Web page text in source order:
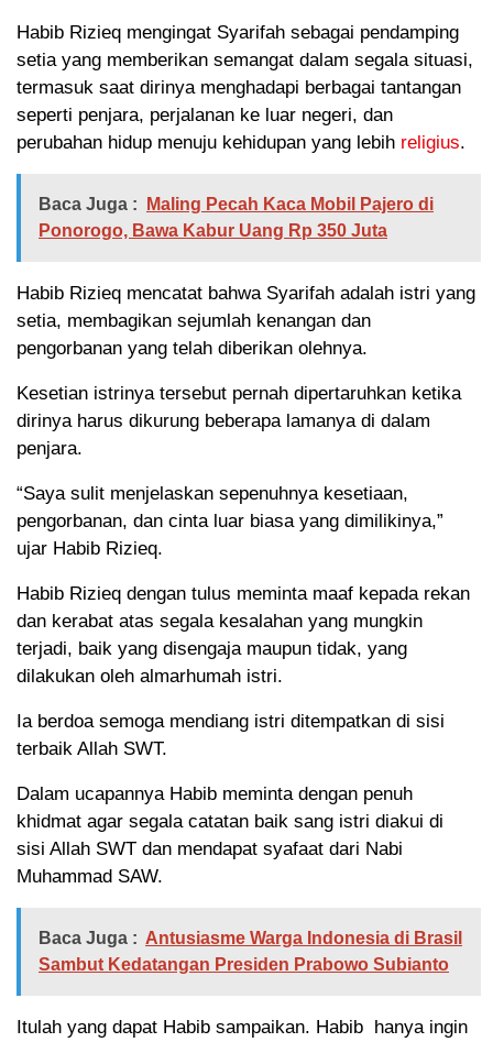
Habib Rizieq mengingat Syarifah sebagai pendamping
setia yang memberikan semangat dalam segala situasi,
termasuk saat dirinya menghadapi berbagai tantangan
seperti penjara, perjalanan ke luar negeri, dan
perubahan hidup menuju kehidupan yang lebih religius.
Baca Juga :
Maling Pecah Kaca Mobil Pajero di
Ponorogo, Bawa Kabur Uang Rp 350 Juta
Habib Rizieq mencatat bahwa Syarifah adalah istri yang
setia, membagikan sejumlah kenangan dan
pengorbanan yang telah diberikan olehnya.
Kesetian istrinya tersebut pernah dipertaruhkan ketika
dirinya harus dikurung beberapa lamanya di dalam
penjara.
“Saya sulit menjelaskan sepenuhnya kesetiaan,
pengorbanan, dan cinta luar biasa yang dimilikinya,”
ujar Habib Rizieq.
Habib Rizieq dengan tulus meminta maaf kepada rekan
dan kerabat atas segala kesalahan yang mungkin
terjadi, baik yang disengaja maupun tidak, yang
dilakukan oleh almarhumah istri.
Ia berdoa semoga mendiang istri ditempatkan di sisi
terbaik Allah SWT.
Dalam ucapannya Habib meminta dengan penuh
khidmat agar segala catatan baik sang istri diakui di
sisi Allah SWT dan mendapat syafaat dari Nabi
Muhammad SAW.
Baca Juga : Antusiasme Warga Indonesia di Brasil
Sambut Kedatangan Presiden Prabowo Subianto
Itulah yang dapat Habib sampaikan. Habib hanya ingin